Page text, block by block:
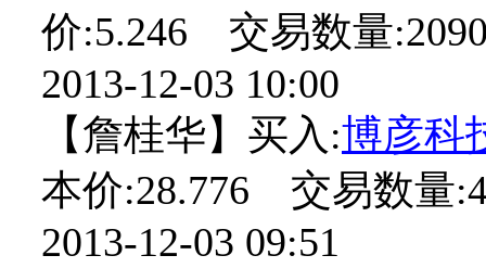
价:5.246 交易数量
2013-12-03 10:00
【詹桂华】买入:博彦科
本价:28.776 交易数量
2013-12-03 09:51